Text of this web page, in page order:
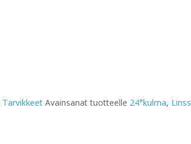
Tarvikkeet Avainsanat tuotteelle 24°kulma,